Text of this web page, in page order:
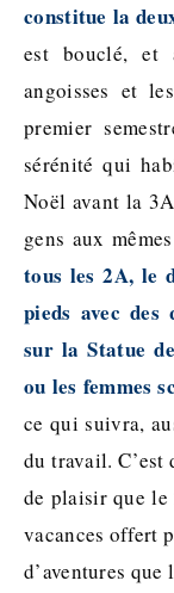
constitue la
est bouclé, et
angoisses et
premier
sérénité qui
Noël avant la
gens aux
tous les 2A, le
pieds avec des
sur la Statue
ou les femmes
ce qui suivra,
du travail. C’est
de plaisir que
vacances offert
d’aventures